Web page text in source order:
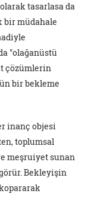
tasarlasa da
bir müdahale
"olağanüstü
çözümlerin
bir bekleme
inanç objesi
toplumsal
meşruiyet sunan
Bekleyişin